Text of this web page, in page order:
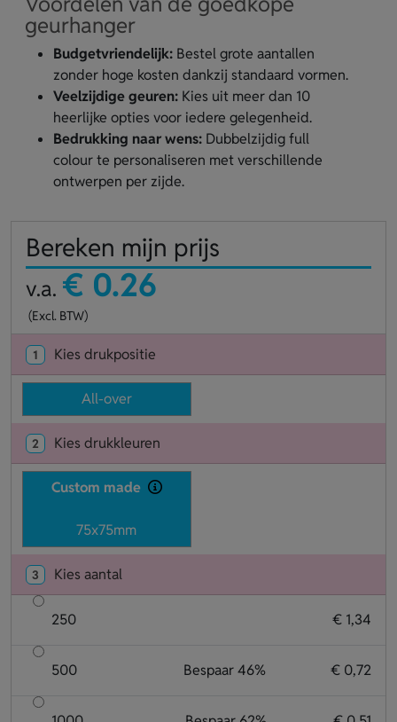
geurhanger
Budgetvriendelijk: Bestel grote aantallen
zonder hoge kosten dankzij standaard vormen.
Veelzijdige geuren: Kies uit meer dan 10
heerlijke opties voor iedere gelegenheid.
Bedrukking naar wens: Dubbelzijdig full
colour te personaliseren met verschillende
ontwerpen per zijde.
Bereken mijn prijs
v.a. € 0.26
(Excl. BTW)
1 Kies drukpositie
All-over
2 Kies drukkleuren
Custom made
75x75mm
3 Kies aantal
250 € 1,34
500 Bespaar 46% € 0,72